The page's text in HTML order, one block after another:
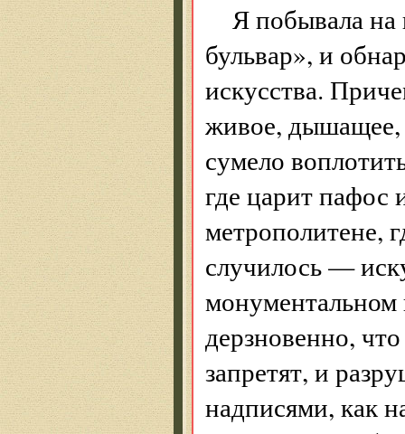
Я побывала на
бульвар», и
искусства.
живое, дышащее,
сумело
где царит пафос
метрополитене,
случилось —
монументальном
дерзновенно,
запретят, и
надписями, как